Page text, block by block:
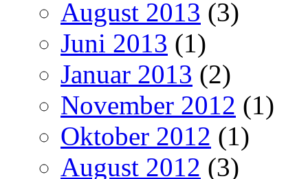
August 2013 (3)
Juni 2013 (1)
Januar 2013 (2)
November 2012 (1)
Oktober 2012 (1)
August 2012 (3)